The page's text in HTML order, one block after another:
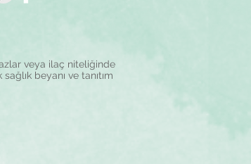
veya ilaç niteliğinde
beyanı ve tanıtım